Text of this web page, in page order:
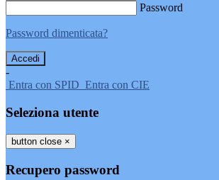
Password
Password dimenticata?
-
Entra con SPID Entra con CIE
Seleziona utente
button close ×
Recupero password